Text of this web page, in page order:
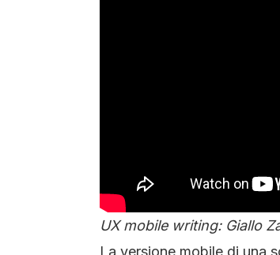
UX mobile writing: Giallo
La versione mobile di una